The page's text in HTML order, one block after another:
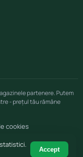
partenere. Putem
- prețul tău rămâne
cookies
Accept